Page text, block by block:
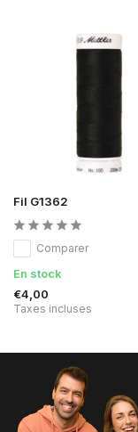
Fil G1362
Comparer
En stock
€4,00
Taxes incluses